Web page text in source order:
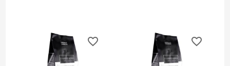
favorite_border favorite_border